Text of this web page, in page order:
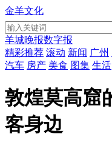
金羊文化
羊城晚报数字报
精彩推荐 滚动 新闻 广州
汽车 房产 美食 图集 生活
敦煌莫高窟
客身边